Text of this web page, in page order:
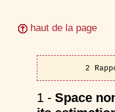
haut de la page
2
1 - Space